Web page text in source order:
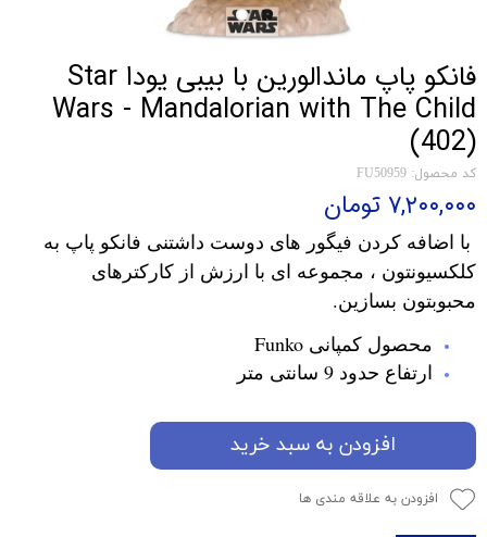
فانکو پاپ ماندالورین با بیبی یودا Star
Wars - Mandalorian with The Child
(402)
کد محصول: FU50959
۷,۲۰۰,۰۰۰ تومان
با اضافه کردن فیگور های دوست داشتنی فانکو پاپ به
کلکسیونتون ، مجموعه ای با ارزش از کارکترهای
محبوبتون بسازین.
محصول کمپانی Funko
ارتفاع حدود 9 سانتی متر
افزودن به سبد خرید
افزودن به علاقه مندی ها